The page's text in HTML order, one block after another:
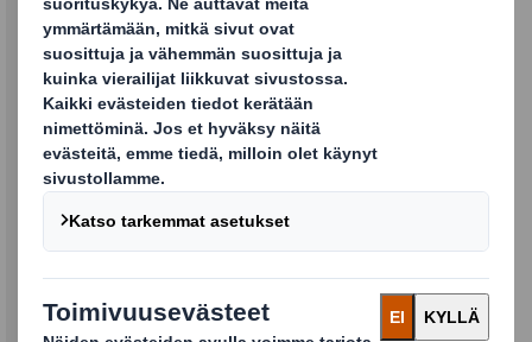
Saat yhä edelleen samaa
hyvää palvelua kuin tähänkin
saakka